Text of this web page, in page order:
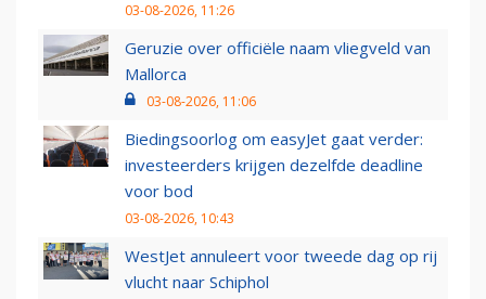
03-08-2026, 11:26
Geruzie over officiële naam vliegveld van
Mallorca
03-08-2026, 11:06
Biedingsoorlog om easyJet gaat verder:
investeerders krijgen dezelfde deadline
voor bod
03-08-2026, 10:43
WestJet annuleert voor tweede dag op rij
vlucht naar Schiphol